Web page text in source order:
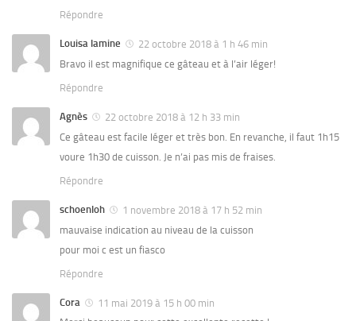
Répondre
Louisa lamine
22 octobre 2018 à 1 h 46 min
Bravo il est magnifique ce gâteau et à l’air léger!
Répondre
Agnès
22 octobre 2018 à 12 h 33 min
Ce gâteau est facile léger et très bon. En revanche, il faut 1h15
voure 1h30 de cuisson. Je n’ai pas mis de fraises.
Répondre
schoenloh
1 novembre 2018 à 17 h 52 min
mauvaise indication au niveau de la cuisson
pour moi c est un fiasco
Répondre
Cora
11 mai 2019 à 15 h 00 min